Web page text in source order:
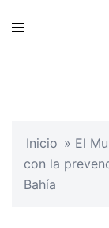
Toggle
Inicio » El
con la
Bahía